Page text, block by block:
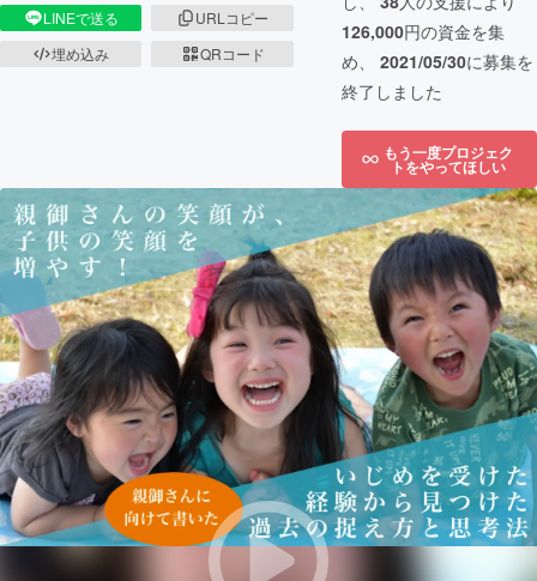
LINEで送る
URLコピー
埋め込み
QRコード
126,000円の資金を集
め、 2021/05/30に募集を
終了しました
もう一度プロジェク
トをやってほしい